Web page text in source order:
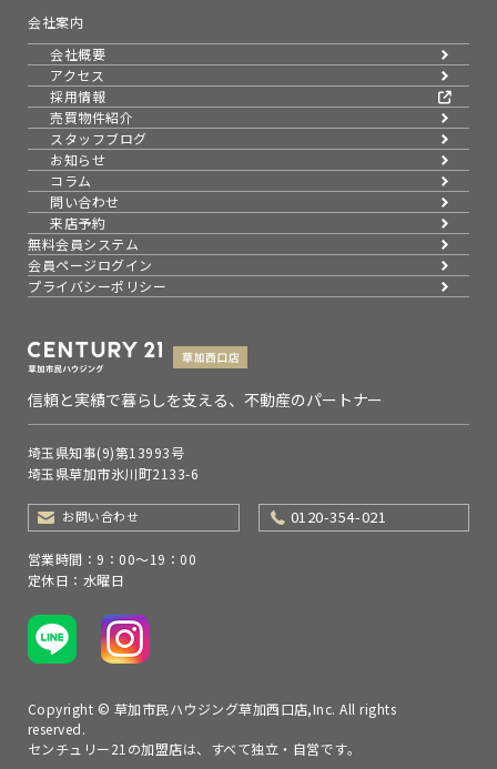
会社案内
会社概要
アクセス
採用情報
売買物件紹介
スタッフブログ
お知らせ
コラム
問い合わせ
来店予約
無料会員システム
会員ページログイン
プライバシーポリシー
信頼と実績で暮らしを支える、不動産のパートナー
埼玉県知事(9)第13993号
埼玉県草加市氷川町2133-6
お問い合わせ 0120-354-021
営業時間：9：00～19：00
定休日：水曜日
Copyright © 草加市民ハウジング草加西口店,Inc. All rights
reserved.
センチュリー21の加盟店は、すべて独立・自営です。